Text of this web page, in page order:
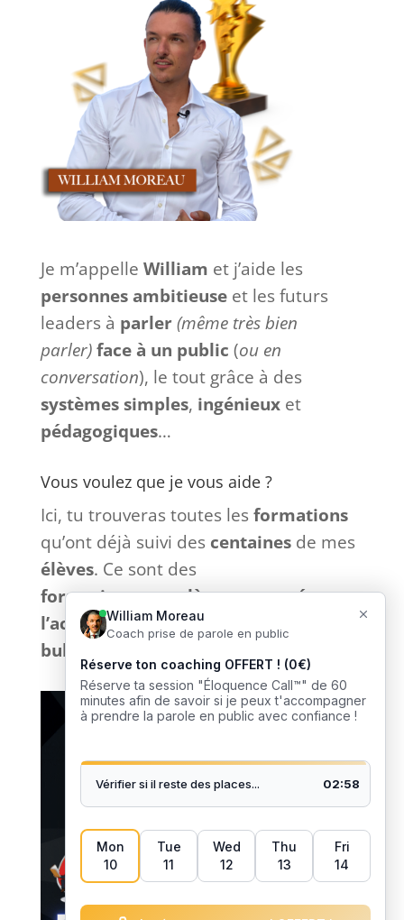
Je m’appelle William et j’aide les
personnes ambitieuseet les futurs
leaders à parler (même très bien
parler) face à un public (ou en
conversation), le tout grâce à des
systèmes simples, ingénieuxet
pédagogiques…
Vous voulez que je vous aide ?
Ici, tu trouveras toutes lesformations
qu’ont déjà suivi des centainesde mes
élèves. Ce sont des
formationscomplètesettournéesvers
l’actionsans bla-bla inutile et
bullshit